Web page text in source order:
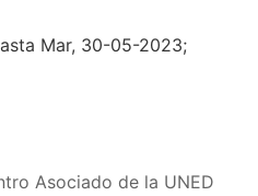
Mar, 30-05-2023;
Asociado de la UNED